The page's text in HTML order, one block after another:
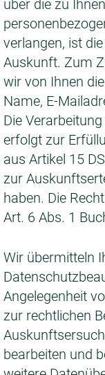
über die zu
verlangen, ist
Auskunft. Zum
wir von Ihnen
Name, E-
Die
erfolgt zur
aus Artikel 15
zur
haben. Die
Art. 6 Abs. 1
Wir übermitteln
Angelegenheit
zur rechtlichen
bearbeiten und